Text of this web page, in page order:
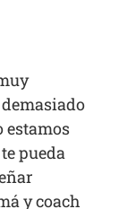
estamos
pueda
y coach